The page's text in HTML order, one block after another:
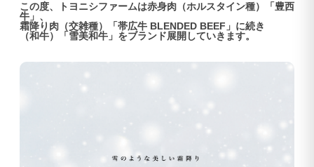
この度、トヨニシファームは赤身肉（ホルスタイン種）「豊西
牛」、
霜降り肉（交雑種）「帯広牛 BLENDED BEEF」に続き
（和牛）「雪美和牛」をブランド展開していきます。